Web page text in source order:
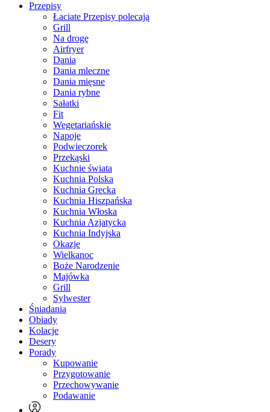
Przepisy
Łaciate Przepisy polecają
Grill
Na drogę
Airfryer
Dania
Dania mleczne
Dania mięsne
Dania rybne
Sałatki
Fit
Wegetariańskie
Napoje
Podwieczorek
Przekąski
Kuchnie świata
Kuchnia Polska
Kuchnia Grecka
Kuchnia Hiszpańska
Kuchnia Włoska
Kuchnia Azjatycka
Kuchnia Indyjska
Okazje
Wielkanoc
Boże Narodzenie
Majówka
Grill
Sylwester
Śniadania
Obiady
Kolacje
Desery
Porady
Kupowanie
Przygotowanie
Przechowywanie
Podawanie